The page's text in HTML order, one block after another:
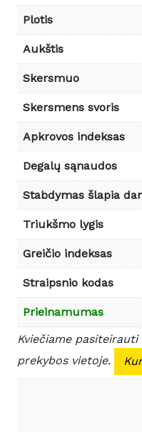
Plotis
Aukštis
Skersmuo
Skersmens svoris
Apkrovos indeksas
Degalų sąnaudos
Stabdymas šlapia
Triukšmo lygis
Greičio indeksas
Straipsnio kodas
Prieinamumas
Kviečiame
prekybos vietoje.